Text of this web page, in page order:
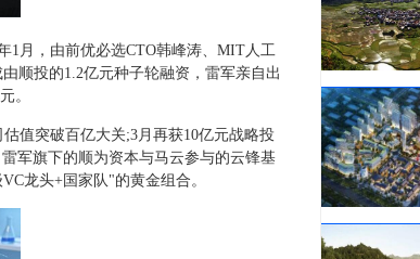
1月，由前优必选CTO韩峰涛、MIT人工
顺投的1.2亿元种子轮融资，雷军亲自出
。
值突破百亿大关;3月再获10亿元战略投
军旗下的顺为资本与马云参与的云锋基
龙头+国家队"的黄金组合。